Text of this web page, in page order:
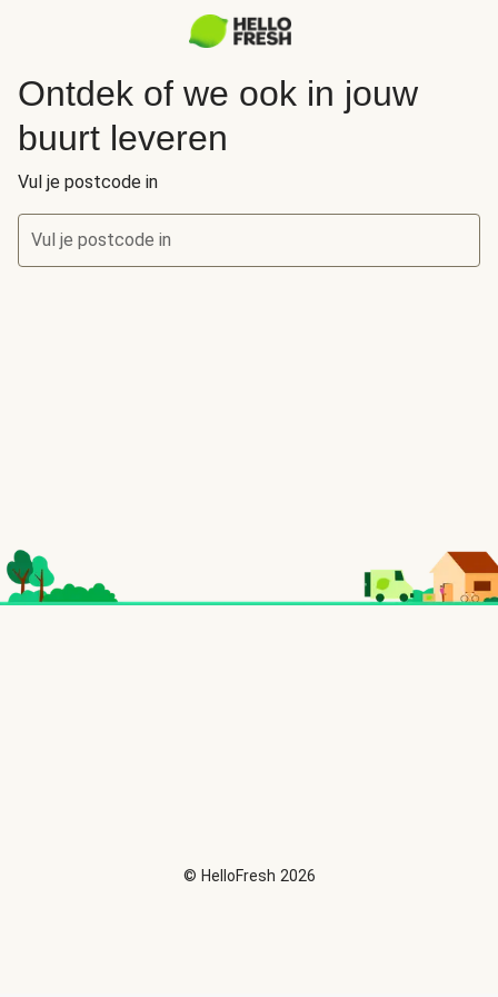
Ontdek of we ook in jouw
buurt leveren
Vul je postcode in
Vul je postcode in
© HelloFresh 2026